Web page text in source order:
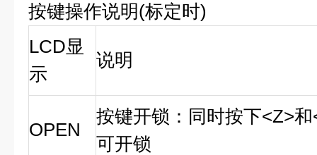
按键操作说明(标定时)
LCD显
示
说明
OPEN
按键开锁：同时按下<Z>
可开锁